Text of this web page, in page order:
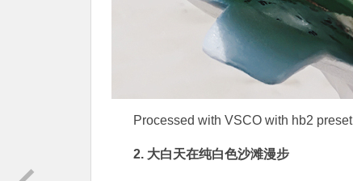
Processed with VSCO with hb2 preset
2. 大白天在纯白色沙滩漫步